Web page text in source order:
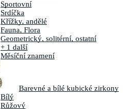
Sportovní
Srdíčka
Křížky, andělé
Fauna, Flora
Geometrický, solitérní, ostatní
+ 1 další
Měsíční znamení
Barevné a bílé kubické zirkony
Bílý
Růžový